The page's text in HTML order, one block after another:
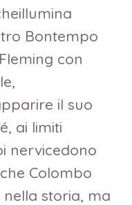
Bontempo
con
il suo
ai limiti
nervicedono
Colombo
storia, ma